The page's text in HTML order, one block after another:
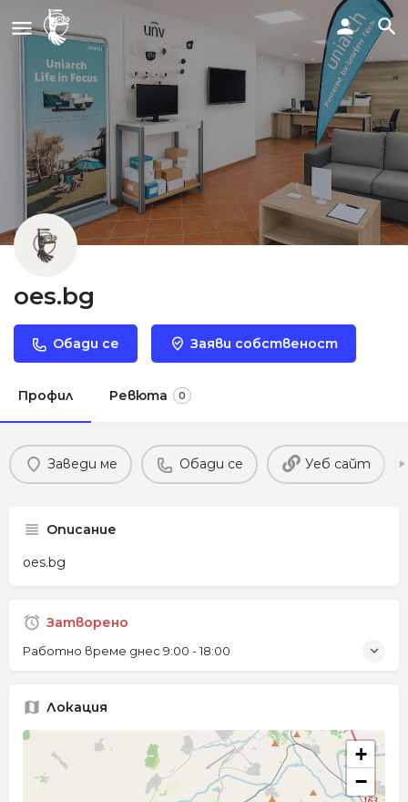
oes.bg
Обади се Заяви собственост
Профил Ревюта 0
Заведи ме Обади се Уеб сайт
Описание
oes.bg
Затворено
Работно време днес 9:00 - 18:00
Локация
+
−